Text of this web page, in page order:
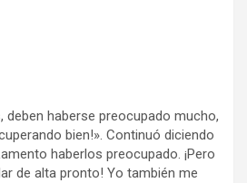
deben haberse preocupado mucho,
bien!». Continuó diciendo
haberlos preocupado. ¡Pero
de alta pronto! Yo también me